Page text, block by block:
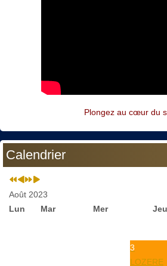
Plongez au cœur du
Calendrier
Août 2023
Lun
Mar Mer Jeu
3
LOZERE